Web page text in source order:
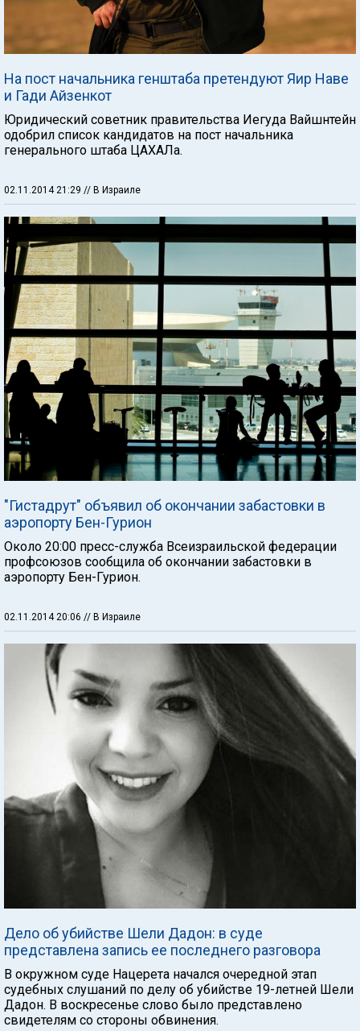
На пост начальника генштаба претендуют Яир Наве
и Гади Айзенкот
Юридический советник правительства Иегуда Вайшнтейн
одобрил список кандидатов на пост начальника
генерального штаба ЦАХАЛа.
02.11.2014 21:29 // В Израиле
"Гистадрут" объявил об окончании забастовки в
аэропорту Бен-Гурион
Около 20:00 пресс-служба Всеизраильской федерации
профсоюзов сообщила об окончании забастовки в
аэропорту Бен-Гурион.
02.11.2014 20:06 // В Израиле
Дело об убийстве Шели Дадон: в суде
представлена запись ее последнего разговора
В окружном суде Нацерета начался очередной этап
судебных слушаний по делу об убийстве 19-летней Шели
Дадон. В воскресенье слово было представлено
свидетелям со стороны обвинения.